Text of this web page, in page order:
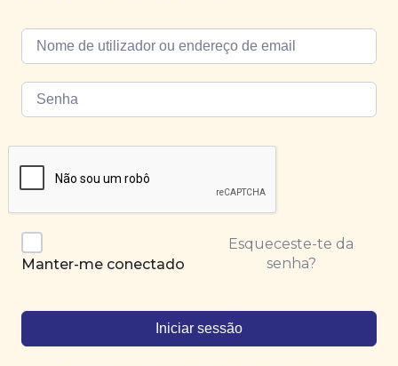
Manter-me conectado
Esqueceste-te da
senha?
Iniciar sessão